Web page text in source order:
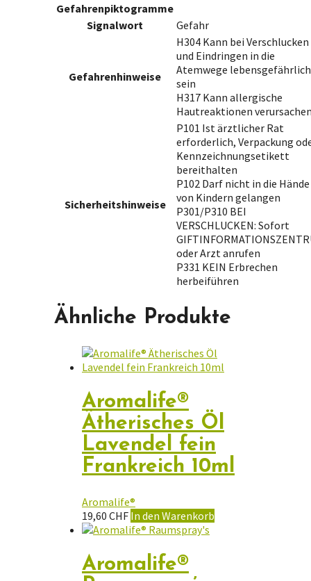
Gefahrenpiktogramme
Signalwort
Gefahr
Gefahrenhinweise
H304 Kann bei Verschlucken
und Eindringen in die
Atemwege lebensgefährlich
sein
H317 Kann allergische
Hautreaktionen
Sicherheitshinweise
P101 Ist ärztlicher Rat
erforderlich, Verpackung
Kennzeichnungsetikett
bereithalten
P102 Darf nicht in die Hände
von Kindern gelangen
P301/P310 BEI
VERSCHLUCKEN: Sofort
oder Arzt anrufen
P331 KEIN Erbrechen
herbeiführen
Ähnliche Produkte
Aromalife®
Ätherisches Öl
Lavendel fein
Frankreich 10ml
Aromalife®
19,60 CHF In den Warenkorb
Aromalife®